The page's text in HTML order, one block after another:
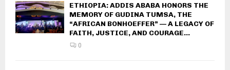
ETHIOPIA: ADDIS ABABA HONORS THE
MEMORY OF GUDINA TUMSA, THE
“AFRICAN BONHOEFFER” — A LEGACY OF
FAITH, JUSTICE, AND COURAGE...
0